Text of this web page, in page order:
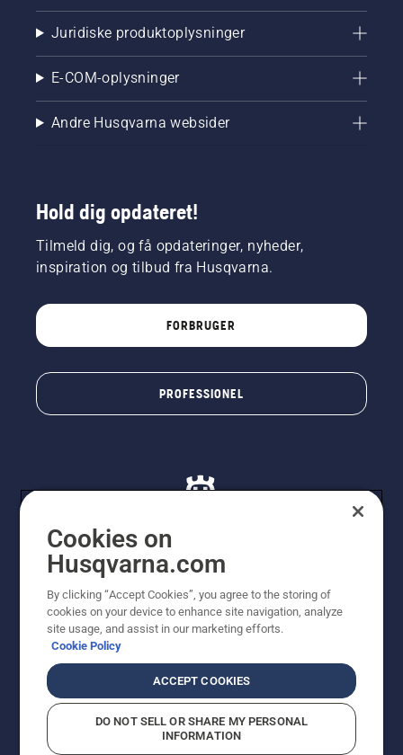
Juridiske produktoplysninger
E-COM-oplysninger
Andre Husqvarna websider
Hold dig opdateret!
Tilmeld dig, og få opdateringer, nyheder,
inspiration og tilbud fra Husqvarna.
FORBRUGER
PROFESSIONEL
viste priser er vejledende udsalgspriser. Der tages
forbehold for stave- og trykfejl samt prisændringer. Vi
stræber efter at have så nøjagtige oplysningerne på
dette websted som muligt. Alle anførte priser er
vejledende udsalgspriser (inkl. moms), medmindre
CookiepolitikAnvendelsesvilkår
Bekendtgørelse vedr. beskyttelse af personlige oplysninger
Rapporter formodede overtrædelser
Cookies on
Husqvarna.com
By clicking “Accept Cookies”, you agree to the storing of
cookies on your device to enhance site navigation, analyze
site usage, and assist in our marketing efforts.
Cookie Policy
ACCEPT COOKIES
DO NOT SELL OR SHARE MY PERSONAL
INFORMATION